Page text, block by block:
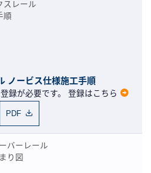
スレール
順
ノービス仕様施工手順
録が必要です。登録はこちら
PDF
バーレール
り図